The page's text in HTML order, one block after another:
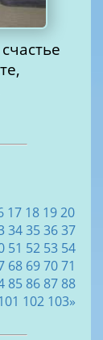
17 18 19 20
34353637
51 52 53 54
68 697071
85 86 87 88
102 103»